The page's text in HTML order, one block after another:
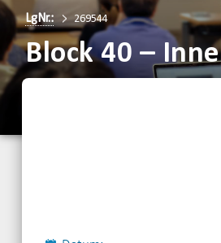
LgNr.: 269544
Block 40 –